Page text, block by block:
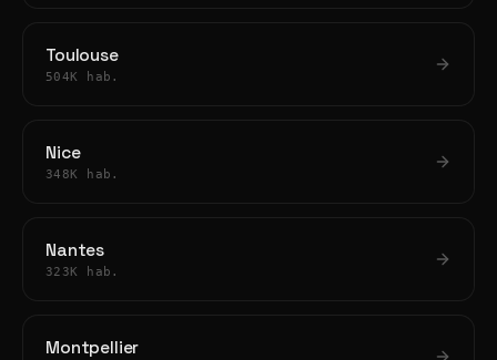
Toulouse
504K hab.
Nice
348K hab.
Nantes
323K hab.
Montpellier